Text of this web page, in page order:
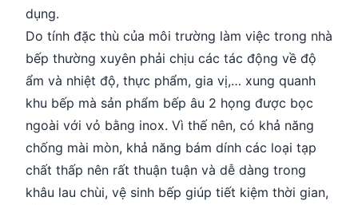
dụng.
Do tính đặc thù của môi trường làm việc trong nhà
bếp thường xuyên phải chịu các tác động về độ
ẩm và nhiệt độ, thực phẩm, gia vị,… xung quanh
khu bếp mà sản phẩm bếp âu 2 họng được bọc
ngoài với vỏ bằng inox. Vì thế nên, có khả năng
chống mài mòn, khả năng bám dính các loại tạp
chất thấp nên rất thuận tuận và dễ dàng trong
khâu lau chùi, vệ sinh bếp giúp tiết kiệm thời gian,